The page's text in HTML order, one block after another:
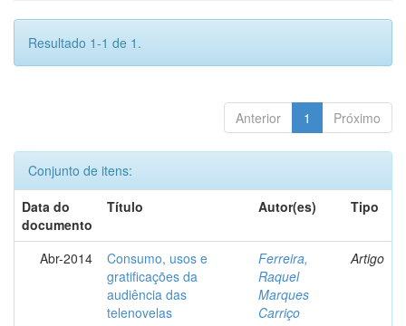
Resultado 1-1 de 1.
Anterior 1 Próximo
Conjunto de itens:
Data do
documento
Título Autor(es) Tipo
Abr-2014
Consumo, usos e
gratificações da
audiência das
telenovelas
Ferreira,
Raquel
Marques
Carriço
Artigo